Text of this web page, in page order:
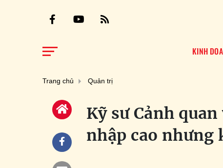
KINH
Trang chủ Quản trị
Kỹ sư Cảnh
nhập cao nhưng